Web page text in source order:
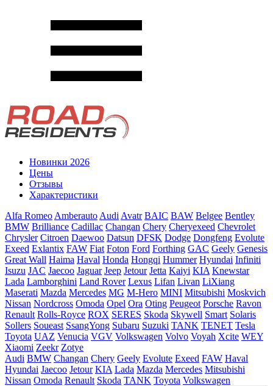
Новинки 2026
Цены
Отзывы
Характеристики
Alfa Romeo Amberauto Audi Avatr BAIC BAW Belgee Bentley
BMW Brilliance Cadillac Changan Chery Cheryexeed Chevrolet
Chrysler Citroen Daewoo Datsun DFSK Dodge Dongfeng Evolute
Exeed Exlantix FAW Fiat Foton Ford Forthing GAC Geely Genesis
Great Wall Haima Haval Honda Hongqi Hummer Hyundai Infiniti
Isuzu JAC Jaecoo Jaguar Jeep Jetour Jetta Kaiyi KIA Knewstar
Lada Lamborghini Land Rover Lexus Lifan Livan LiXiang
Maserati Mazda Mercedes MG M-Hero MINI Mitsubishi Moskvich
Nissan Nordcross Omoda Opel Ora Oting Peugeot Porsche Ravon
Renault Rolls-Royce ROX SERES Skoda Skywell Smart Solaris
Sollers Soueast SsangYong Subaru Suzuki TANK TENET Tesla
Toyota UAZ Venucia VGV Volkswagen Volvo Voyah Xcite WEY
Xiaomi Zeekr Zotye
Audi BMW Changan Chery Geely Evolute Exeed FAW Haval
Hyundai Jaecoo Jetour KIA Lada Mazda Mercedes Mitsubishi
Nissan Omoda Renault Skoda TANK Toyota Volkswagen